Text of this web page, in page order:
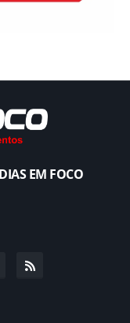
EM FOCO